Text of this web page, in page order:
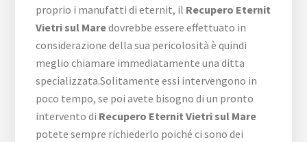
proprio i manufatti di eternit, il Recupero Eternit
Vietri sul Maredovrebbe essere effettuato in
considerazione della sua pericolosità è quindi
meglio chiamare immediatamente una ditta
specializzata.Solitamente essi intervengono in
poco tempo, se poi avete bisogno di un pronto
intervento di Recupero Eternit Vietri sul Mare
potete sempre richiederlo poiché ci sono dei